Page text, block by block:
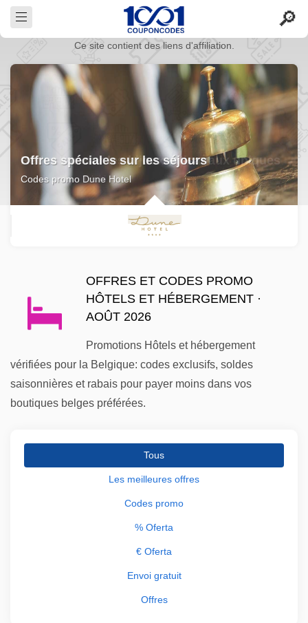
Ce site contient des liens d'affiliation.
Offres spéciales sur les séjours
Codes promo Dune Hotel
OFFRES ET CODES PROMO
HÔTELS ET HÉBERGEMENT ·
AOÛT 2026
Promotions Hôtels et hébergement
vérifiées pour la Belgique: codes exclusifs, soldes
saisonnières et rabais pour payer moins dans vos
boutiques belges préférées.
Tous
Les meilleures offres
Codes promo
% Oferta
€ Oferta
Envoi gratuit
Offres